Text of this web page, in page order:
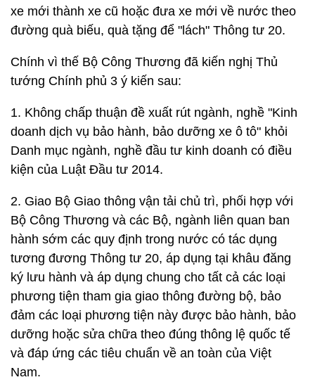
xe mới thành xe cũ hoặc đưa xe mới về nước theo
đường quà biếu, quà tặng để "lách" Thông tư 20.
Chính vì thế Bộ Công Thương đã kiến nghị Thủ
tướng Chính phủ 3 ý kiến sau:
1. Không chấp thuận đề xuất rút ngành, nghề "Kinh
doanh dịch vụ bảo hành, bảo dưỡng xe ô tô" khỏi
Danh mục ngành, nghề đầu tư kinh doanh có điều
kiện của Luật Đầu tư 2014.
2. Giao Bộ Giao thông vận tải chủ trì, phối hợp với
Bộ Công Thương và các Bộ, ngành liên quan ban
hành sớm các quy định trong nước có tác dụng
tương đương Thông tư 20, áp dụng tại khâu đăng
ký lưu hành và áp dụng chung cho tất cả các loại
phương tiện tham gia giao thông đường bộ, bảo
đảm các loại phương tiện này được bảo hành, bảo
dưỡng hoặc sửa chữa theo đúng thông lệ quốc tế
và đáp ứng các tiêu chuẩn về an toàn của Việt
Nam.